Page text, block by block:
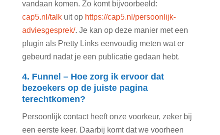
vandaan komen. Zo komt bijvoorbeeld:
cap5.nl/talkuit op https://cap5.nl/persoonlijk-
adviesgesprek/. Je kan op deze manier met een
plugin als Pretty Links eenvoudig meten wat er
gebeurd nadat je een publicatie gedaan hebt.
4. Funnel – Hoe zorg ik ervoor dat
bezoekers op de juiste pagina
terechtkomen?
Persoonlijk contact heeft onze voorkeur, zeker bij
een eerste keer. Daarbij komt dat we voorheen